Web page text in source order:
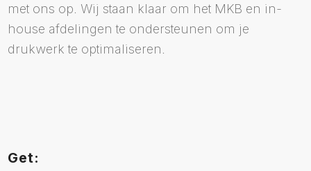
met ons op. Wij staan klaar om het MKB en in-
house afdelingen te ondersteunen om je
drukwerk te optimaliseren.
Get: